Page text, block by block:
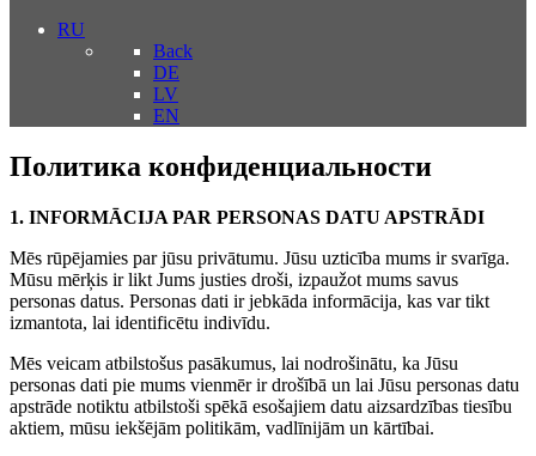
RU
Back
DE
LV
EN
Политика конфиденциальности
1. INFORMĀCIJA PAR PERSONAS DATU APSTRĀDI
Mēs rūpējamies par jūsu privātumu. Jūsu uzticība mums ir svarīga.
Mūsu mērķis ir likt Jums justies droši, izpaužot mums savus
personas datus. Personas dati ir jebkāda informācija, kas var tikt
izmantota, lai identificētu indivīdu.
Mēs veicam atbilstošus pasākumus, lai nodrošinātu, ka Jūsu
personas dati pie mums vienmēr ir drošībā un lai Jūsu personas datu
apstrāde notiktu atbilstoši spēkā esošajiem datu aizsardzības tiesību
aktiem, mūsu iekšējām politikām, vadlīnijām un kārtībai.